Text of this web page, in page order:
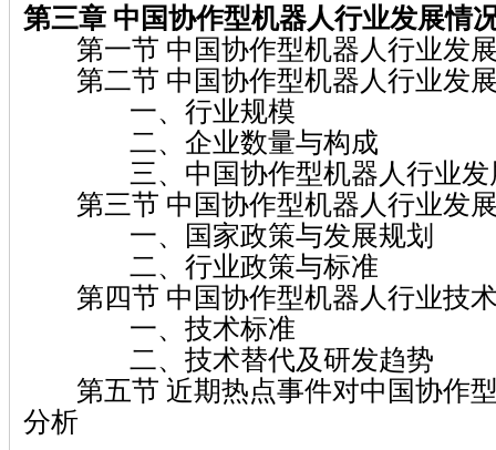
第三章 中国协作型机器人行业发展情
第一节 中国协作型机器人行业发
第二节 中国协作型机器人行业发
一、行业规模
二、企业数量与构成
三、中国协作型机器人行业发
第三节 中国协作型机器人行业发
一、国家政策与发展规划
二、行业政策与标准
第四节 中国协作型机器人行业技
一、技术标准
二、技术替代及研发趋势
第五节 近期热点事件对中国协作
分析